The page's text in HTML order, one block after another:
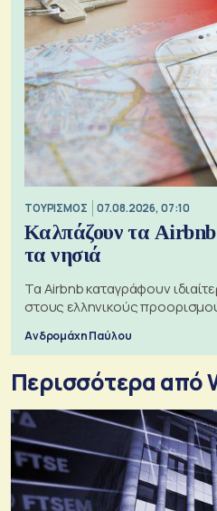
ΤΟΥΡΙΣΜΟΣ 07.08.2026, 07:10
Καλπάζουν τα
τα νησιά
Τα Airbnb καταγράφουν
στους ελληνικούς
Ανδρομάχη Παύλου
Περισσότερα από